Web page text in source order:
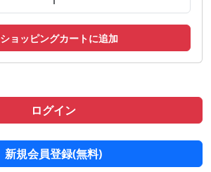
ショッピングカートに追加
ログイン
新規会員登録(無料)